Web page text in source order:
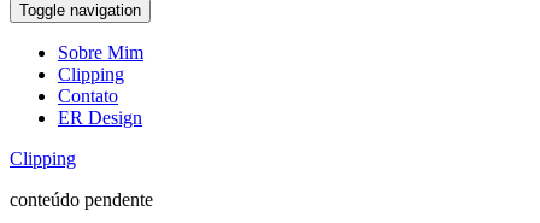
Toggle navigation
Sobre Mim
Clipping
Contato
ER Design
Clipping
conteúdo pendente